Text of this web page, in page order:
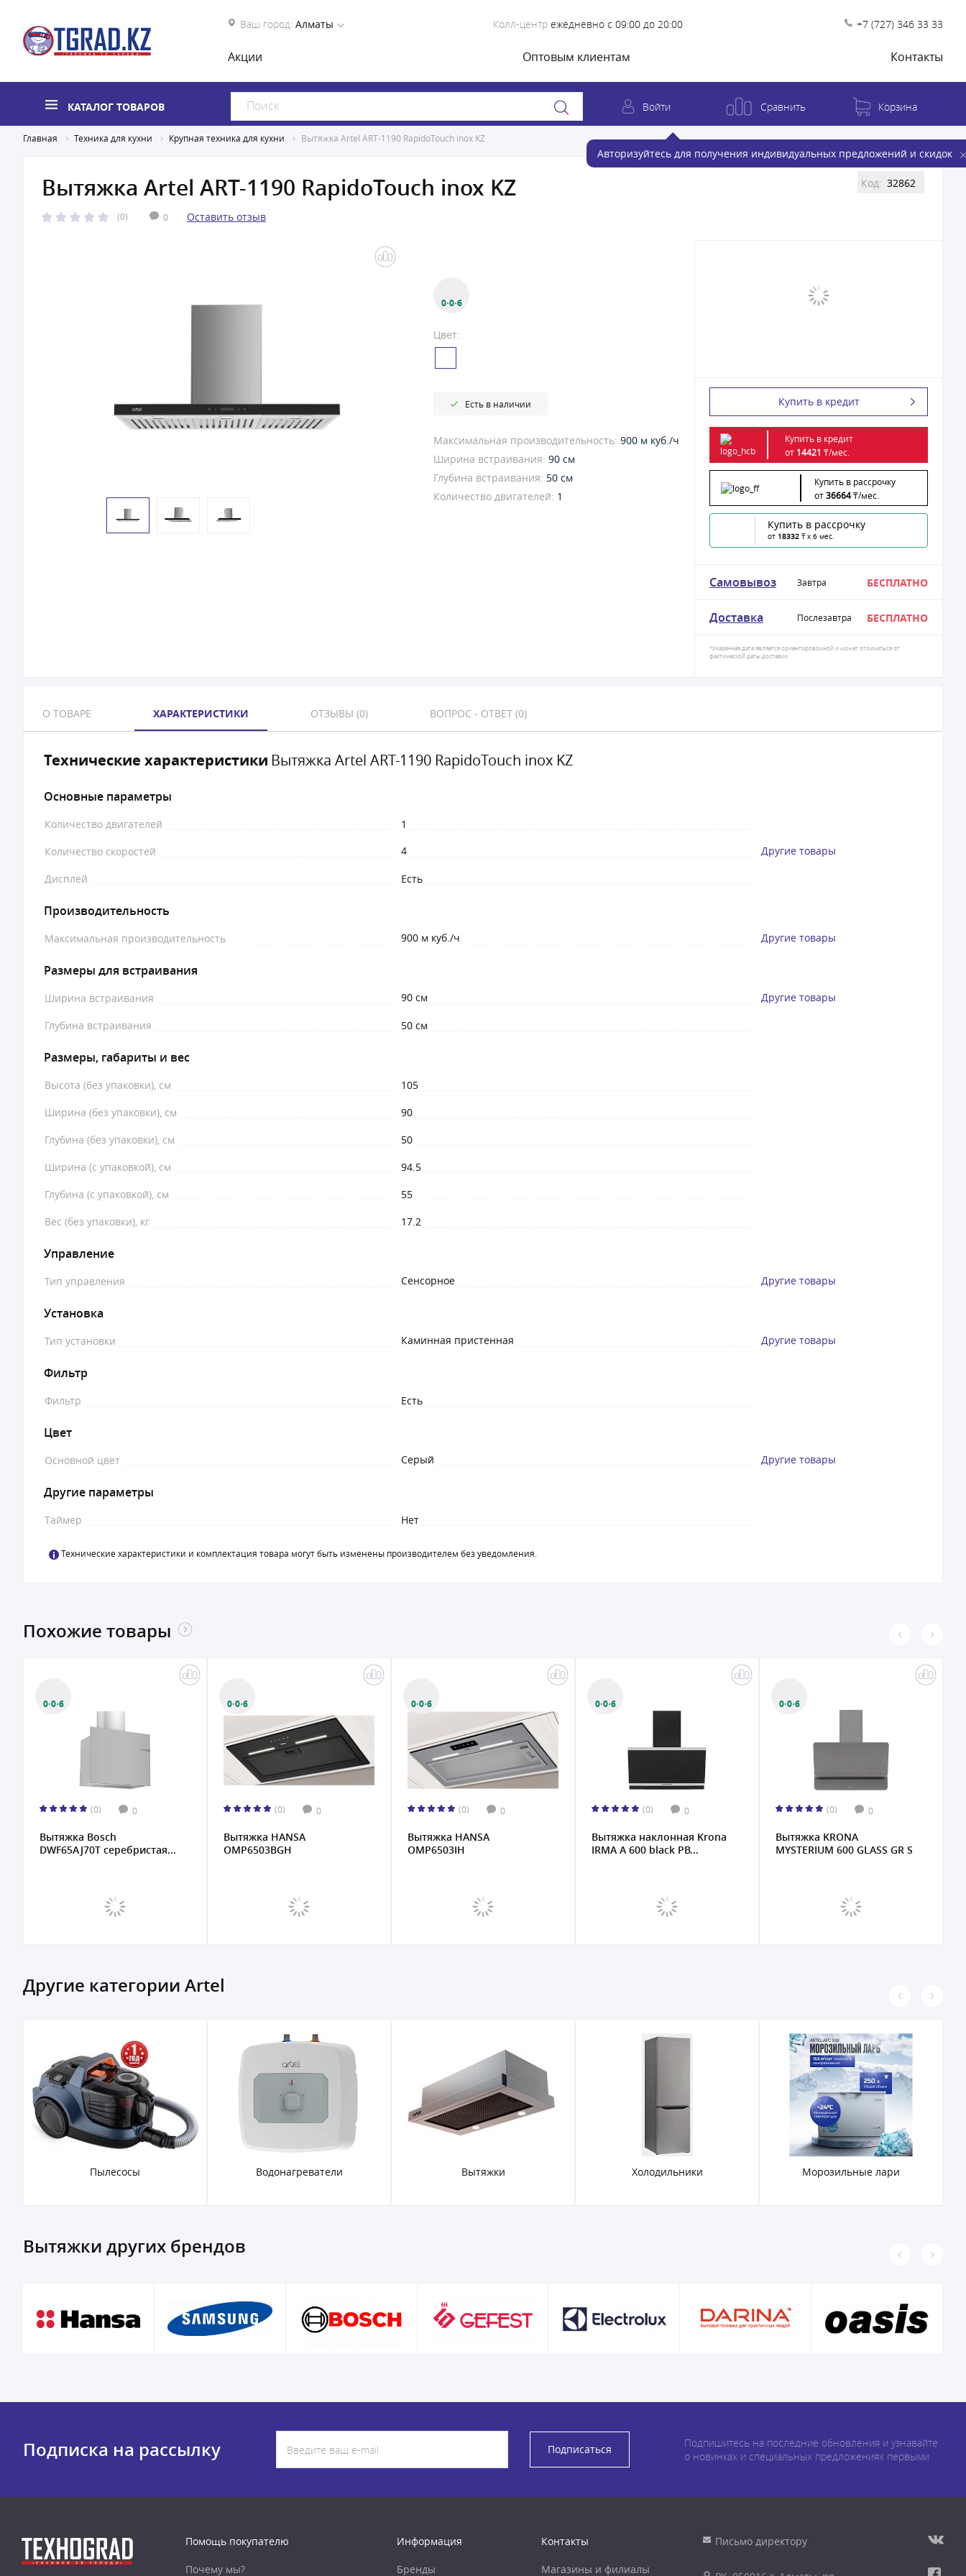
Ваш город: Алматы Колл-центр ежедневно с 09:00 до 20:00 +7 (727) 346 33 33
Акции Оптовым клиентам Контакты
КАТАЛОГ ТОВАРОВ Войти
Авторизуйтесь для получения индивидуальных предложений и скидок
Сравнить Корзина
Главная Техника для кухни Крупная техника для кухни Вытяжка Artel ART-1190 RapidoTouch inox KZ
Вытяжка Artel ART-1190 RapidoTouch inox KZ
(0) 0 Оставить отзыв
Код: 32862
0·0·6
Цвет:
Есть в наличии
Максимальная производительность: 900 м куб./ч
Ширина встраивания: 90 см
Глубина встраивания: 50 см
Количество двигателей: 1
Купить в кредит
Купить в кредит
от 14421 ₸/мес.
Купить в рассрочку
от36664₸/мес.
Купить в рассрочку
от 18332 ₸ x 6 мес.
Самовывоз Завтра БЕСПЛАТНО
Доставка Послезавтра БЕСПЛАТНО
*Указанная дата является ориентировочной и может отличаться от
фактической даты доставки
О ТОВАРЕ ХАРАКТЕРИСТИКИ ОТЗЫВЫ (0) ВОПРОС - ОТВЕТ (0)
Технические характеристики Вытяжка Artel ART-1190 RapidoTouch inox KZ
Основные параметры
Количество двигателей
1
Количество скоростей
4 Другие товары
Дисплей Есть
Производительность
Максимальная производительность 900 м куб./ч Другие товары
Размеры для встраивания
Ширина встраивания 90 см Другие товары
Глубина встраивания 50 см
Размеры, габариты и вес
Высота (без упаковки), см
105
Ширина (без упаковки), см
90
Глубина (без упаковки), см
50
Ширина (с упаковкой), см
94.5
Глубина (с упаковкой), см
55
Вес (без упаковки), кг
17.2
Управление
Тип управления Сенсорное Другие товары
Установка
Тип установки Каминная пристенная Другие товары
Фильтр
Фильтр Есть
Цвет
Основной цвет Серый Другие товары
Другие параметры
Таймер Нет
Технические характеристики и комплектация товара могут быть изменены производителем без уведомления.
Похожие товары
0·0·6
(0) 0
Вытяжка Bosch
DWF65AJ70T серебристая...
0·0·6
(0) 0
Вытяжка HANSA
OMP6503BGH
0·0·6
(0) 0
Вытяжка HANSA
OMP6503IH
0·0·6
(0) 0
Вытяжка наклонная Krona
IRMA A 600 black PB...
0·0·6
(0) 0
Вытяжка KRONA
MYSTERIUM 600 GLASS GR S
Другие категории Artel
Пылесосы Водонагреватели Вытяжки Холодильники Морозильные лари
Вытяжки других брендов
Подписка на рассылку Подписаться
Подпишитесь на последние обновления и узнавайте
о новинках и специальных предложениях первыми
Помощь покупателю
Почему мы?
Информация
Бренды
Контакты
Магазины и филиалы
Письмо директору